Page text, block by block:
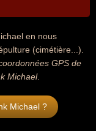
en nous
(cimétière...).
GPS de
Michael.
Michael ?